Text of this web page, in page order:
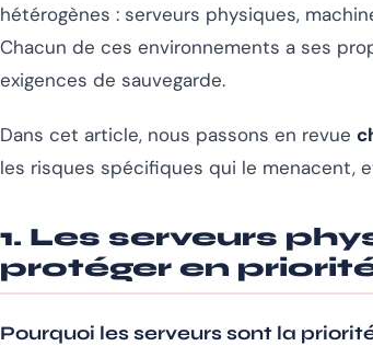
hétérogènes : serveurs physiques,
Chacun de ces environnements a ses
exigences de sauvegarde.
Dans cet article, nous passons en revue
les risques spécifiques qui le menacent,
1. Les serveurs
protéger en
Pourquoi les serveurs sont la